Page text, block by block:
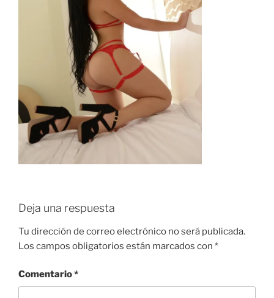
Deja una respuesta
Tu dirección de correo electrónico no será publicada.
Los campos obligatorios están marcados con *
Comentario*